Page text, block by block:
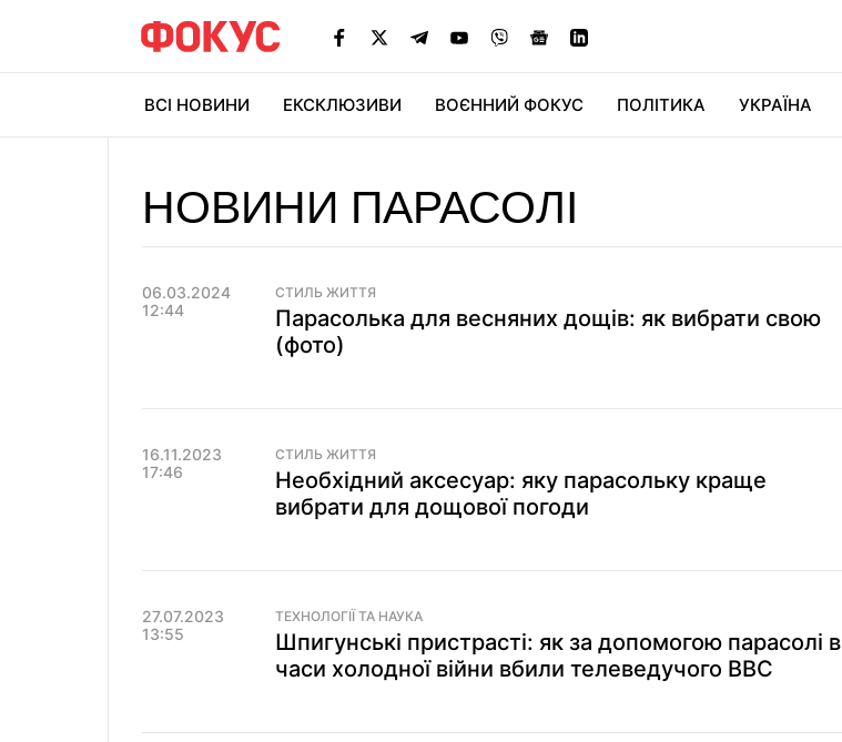
ВСІ НОВИНИ ЕКСКЛЮЗИВИ ВОЄННИЙ ФОКУС ПОЛІТИКА УКРАЇНА
НОВИНИ ПАРАСОЛІ
06.03.2024
12:44
СТИЛЬ ЖИТТЯ
Парасолька для весняних дощів: як вибрати свою
(фото)
16.11.2023
17:46
СТИЛЬ ЖИТТЯ
Необхідний аксесуар: яку парасольку краще
вибрати для дощової погоди
27.07.2023
13:55
ТЕХНОЛОГІЇ ТА НАУКА
Шпигунські пристрасті: як за допомогою парасолі в
часи холодної війни вбили телеведучого BBC